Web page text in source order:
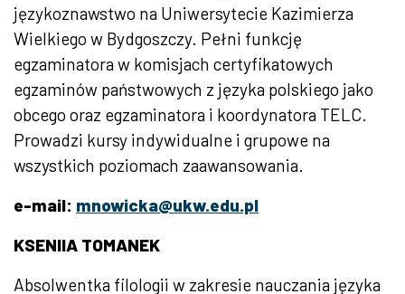
językoznawstwo na Uniwersytecie Kazimierza
Wielkiego w Bydgoszczy. Pełni funkcję
egzaminatora w komisjach certyfikatowych
egzaminów państwowych z języka polskiego jako
obcego oraz egzaminatora i koordynatora TELC.
Prowadzi kursy indywidualne i grupowe na
wszystkich poziomach zaawansowania.
e-mail: mnowicka@ukw.edu.pl
KSENIIA TOMANEK
Absolwentka filologii w zakresie nauczania języka